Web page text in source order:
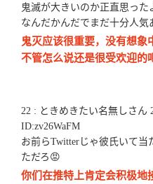
鬼滅が大きいのか正直思った
なんだかんだでまだ十分人気
鬼灭应该很重要，没有想象
不管怎么说还是很受欢迎的
22 : ときめきたい名無しさん
ID:zv26WaFM
お前らTwitterじゃ彼氏いて
ただろ😡
你们在推特上肯定会积极地